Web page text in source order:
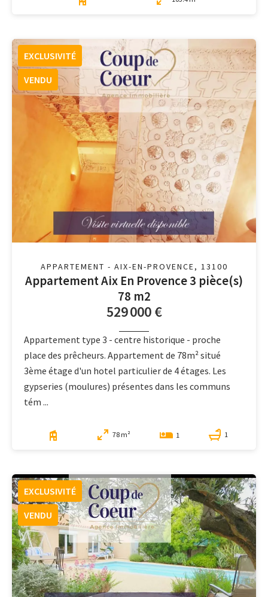
EXCLUSIVITÉ
VENDU
APPARTEMENT - AIX-EN-PROVENCE, 13100
Appartement Aix En Provence 3 pièce(s)
78 m2
529 000 €
Appartement type 3 - centre historique - proche
place des prêcheurs. Appartement de 78m² situé
3ème étage d'un hotel particulier de 4 étages. Les
gypseries (moulures) présentes dans les communs
tém ...
78 m² 1 1
EXCLUSIVITÉ
VENDU